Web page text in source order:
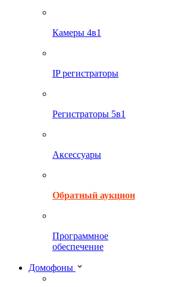
Камеры 4в1
IP регистраторы
Регистраторы 5в1
Аксессуары
Обратный аукцион
Программное
обеспечение
Домофоны